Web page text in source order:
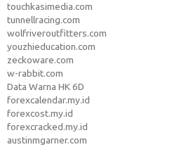
touchkasimedia.com
tunnellracing.com
wolfriveroutfitters.com
youzhieducation.com
zeckoware.com
w-rabbit.com
Data Warna HK 6D
forexcalendar.my.id
forexcost.my.id
forexcracked.my.id
austinmgarner.com